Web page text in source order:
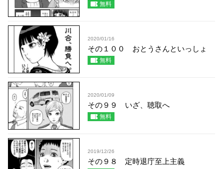
無料
2020/01/16
その１００ おとうさんといっしょ
無料
2020/01/09
その９９ いざ、聴取へ
無料
2019/12/26
その９８ 定時退庁至上主義